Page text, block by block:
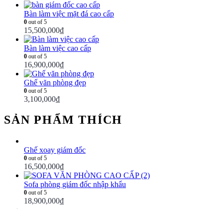
Bàn làm việc mặt đá cao cấp
0 out of 5
15,500,000₫
Bàn làm việc cao cấp
0 out of 5
16,900,000₫
Ghế văn phòng đẹp
0 out of 5
3,100,000₫
SẢN PHẨM THÍCH
Ghế xoay giám đốc
0 out of 5
16,500,000₫
Sofa phòng giám đốc nhập khẩu
0 out of 5
18,900,000₫